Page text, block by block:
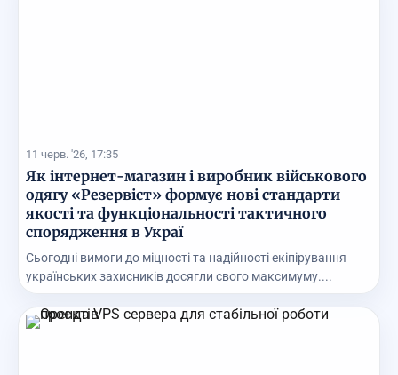
11 черв. '26, 17:35
Як інтернет-магазин і виробник військового
одягу «Резервіст» формує нові стандарти
якості та функціональності тактичного
спорядження в Украї
Сьогодні вимоги до міцності та надійності екіпірування
українських захисників досягли свого максимуму....